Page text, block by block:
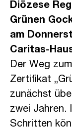
Diözese
Grünen
am
Caritas-
Der Weg
Zertifikat
zunächst
zwei Jahren.
Schritten